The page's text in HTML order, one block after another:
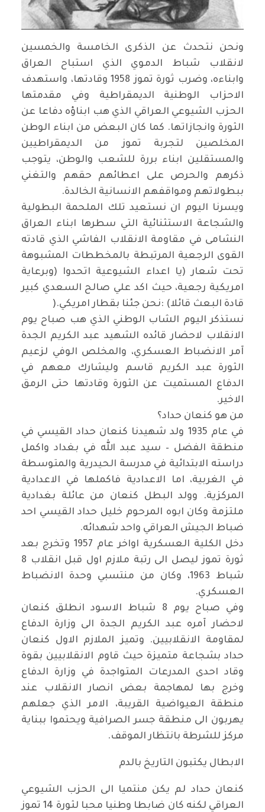
ونحن نتحدث عن الذكرى الخامسة والخمسين
لانقلاب شباط الدموي الذي استباح العراق
وابناءه، وضرب ثورة تموز 1958 وقادتها، واستهدف
الاحزاب الوطنية الديمقراطية وفي مقدمتها
الحزب الشيوعي العراقي الذي هب ابناؤه دفاعا عن
الثورة وانجازاتها. كما كان البعض من ابناء الوطن
المخلصين لتجربة تموز من الديمقراطيين
والمستقلين ابناء بررة للشعب والوطن، يتوجب
ذكرهم والحرص على اعطائهم حقهم والتغني
ببطولاتهم ومواقفهم الانسانية الخالدة.
ويسرنا اليوم ان نستعيد تلك الملحمة البطولية
والشجاعة الاستثنائية التي سطرها ابناء العراق
النشامى في مقاومة الانقلاب الفاشي الذي قادته
القوى الرجعية المرتبطة بالمخططات المشبوهة
تحت شعار (يا اعداء الشيوعية اتحدوا
)وبرعاية
امريكية رجعية، حيث اكد علي صالح السعدي كبير
قادة البعث قائلا: (نحن جئنا بقطار امريكي).
نستذكر اليوم الشاب الوطني الذي هب صباح يوم
الانقلاب لاحضار قائده الشهيد عبد الكريم الجدة
آمر الانضباط العسكري، والمخلص الوفي لزعيم
الثورة عبد الكريم قاسم وليشارك معهم في
الدفاع المستميت عن الثورة وقادتها حتى الرمق
الاخير.
من هو كنعان حداد؟
في عام 1935 ولد شهيدنا كنعان حداد القيسي في
منطقة الفضل – سيد عبد الله في بغداد واكمل
دراسته الابتدائية في مدرسة الحيدرية والمتوسطة
في الغربية، اما الاعدادية فاكملها في الاعدادية
المركزية. وولد البطل كنعان من عائلة بغدادية
ملتزمة وكان ابوه المرحوم خليل حداد القيسي احد
ضباط الجيش العراقي واحد شهدائه.
دخل الكلية العسكرية اواخر عام 1957 وتخرج بعد
ثورة تموز ليصل الى رتبة ملازم اول قبل انقلاب 8
شباط 1963، وكان من منتسبي وحدة الانضباط
العسكري.
وفي صباح يوم 8 شباط الاسود انطلق كنعان
لاحضار آمره عبد الكريم الجدة الى وزارة الدفاع
لمقاومة الانقلابيين. وتميز الملازم الاول كنعان
حداد بشجاعة متميزة حيث قاوم الانقلابيين بقوة
وقاد احدى المدرعات المتواجدة في وزارة الدفاع
وخرج بها لمهاجمة بعض انصار الانقلاب عند
منطقة العيواضية القريبة، الامر الذي جعلهم
يهربون الى منطقة جسر الصرافية ويحتموا ببناية
مركز للشرطة بانتظار الموقف.
الابطال يكتبون التاريخ بالدم
كنعان حداد لم يكن منتميا الى الحزب الشيوعي
العراقي لكنه كان ضابطا وطنيا محبا لثورة 14 تموز